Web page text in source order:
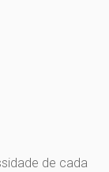
de cada